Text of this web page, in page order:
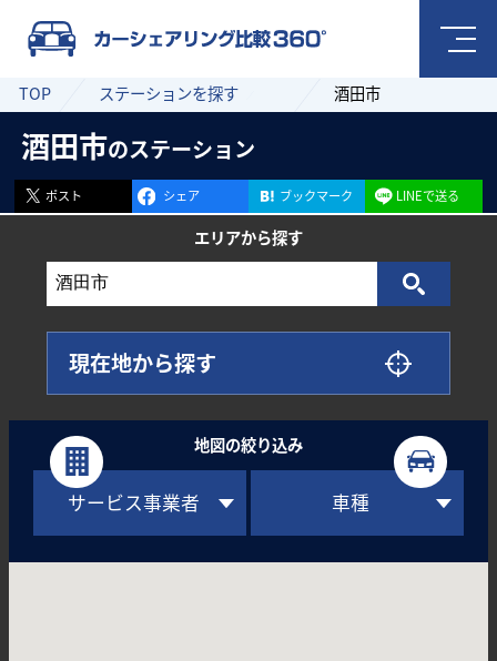
TOP ステーションを探す 酒田市
酒田市のステーション
ポスト シェア ブックマーク LINEで送る
エリアから探す
現在地から探す
地図の絞り込み
サービス事業者 車種